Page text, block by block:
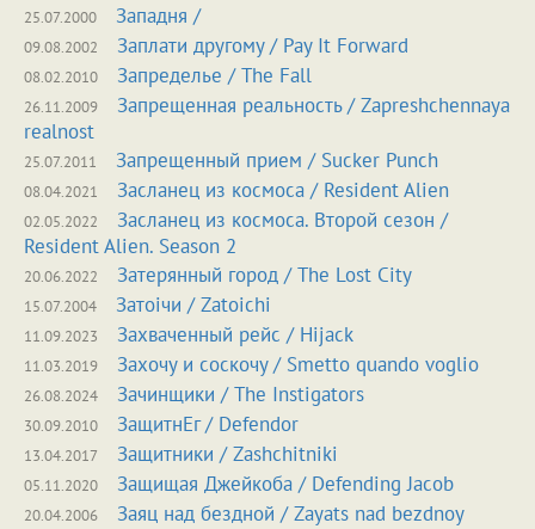
25.07.2000 Западня /
09.08.2002 Заплати другому / Pay It Forward
08.02.2010 Запределье / The Fall
26.11.2009
Запрещенная реальность / Zapreshchennaya
realnost
25.07.2011 Запрещенный прием / Sucker Punch
08.04.2021 Засланец из космоса / Resident Alien
02.05.2022
Засланец из космоса. Второй сезон /
Resident Alien. Season 2
20.06.2022 Затерянный город / The Lost City
15.07.2004 Затоiчи / Zatoichi
11.09.2023 Захваченный рейс / Hijack
11.03.2019 Захочу и соскочу / Smetto quando voglio
26.08.2024 Зачинщики / The Instigators
30.09.2010 ЗащитнЕг / Defendor
13.04.2017 Защитники / Zashchitniki
05.11.2020 Защищая Джейкоба / Defending Jacob
20.04.2006 Заяц над бездной / Zayats nad bezdnoy